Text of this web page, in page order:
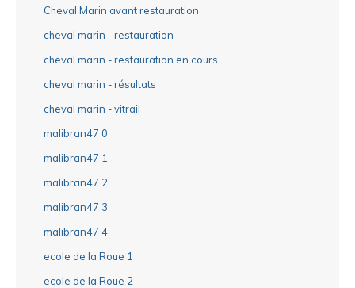
Cheval Marin avant restauration
cheval marin - restauration
cheval marin - restauration en cours
cheval marin - résultats
cheval marin - vitrail
malibran47 0
malibran47 1
malibran47 2
malibran47 3
malibran47 4
ecole de la Roue 1
ecole de la Roue 2